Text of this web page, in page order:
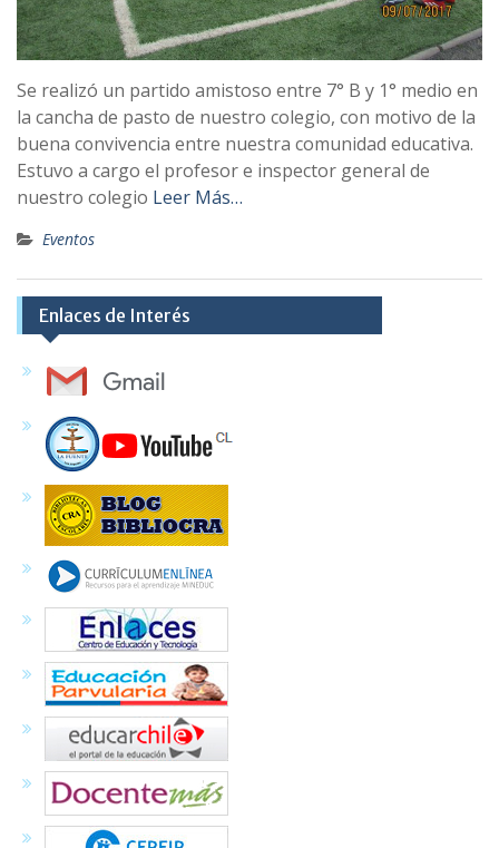
Se realizó un partido amistoso entre 7° B y 1° medio en
la cancha de pasto de nuestro colegio, con motivo de la
buena convivencia entre nuestra comunidad educativa.
Estuvo a cargo el profesor e inspector general de
nuestro colegio Leer Más…
Eventos
Enlaces de Interés